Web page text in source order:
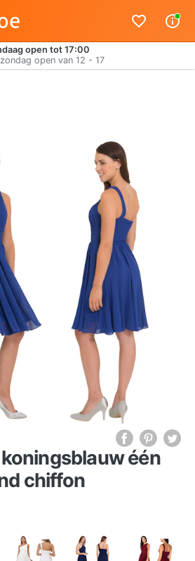
open tot 17:00
open van 12 - 17
één
chiffon